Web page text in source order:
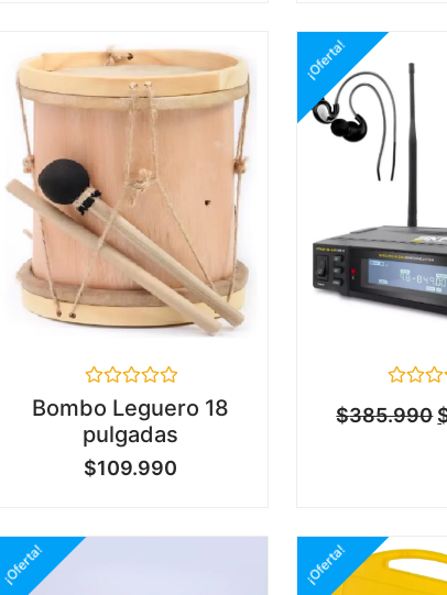
Valorado
en
0
de
5
Bombo Leguero 18
pulgadas
$109.990
¡Oferta!
en
$385.990
¡Oferta! ¡Oferta!